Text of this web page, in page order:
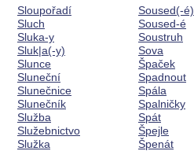
Sloupořadí
Sluch
Sluka-y
Sluk|a(-y)
Slunce
Sluneční
Slunečnice
Slunečník
Služba
Služebnictvo
Služka
Soused(-é)
Soused-é
Soustruh
Sova
Špaček
Spadnout
Spála
Spalničky
Spát
Špejle
Špenát